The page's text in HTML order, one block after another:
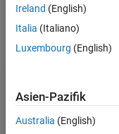
Engineer
Any
opinions
here
Mehr
Dashboard
Statistik
Ireland (English)
Italia (Italiano)
Luxembourg (English)
Asien-Pazifik
Australia (English)